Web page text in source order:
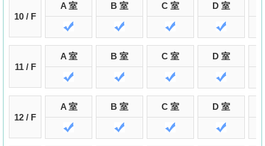
10 / F
A 室 B 室 C 室 D 室
11 / F
A 室 B 室 C 室 D 室
12 / F
A 室 B 室 C 室 D 室